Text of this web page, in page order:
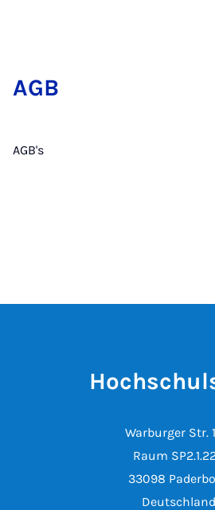
AGB
AGB's
Warburger Str.
Raum
33098
Deutschland